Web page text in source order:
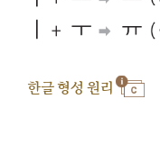
한글 형성 원리